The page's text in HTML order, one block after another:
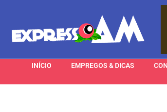
INÍCIO EMPREGOS & DICAS